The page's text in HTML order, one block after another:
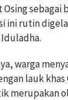
sebagai
ini rutin
warga
lauk khas
merupakan